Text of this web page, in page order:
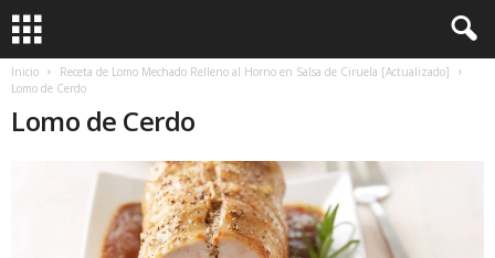
Inicio
Receta de Lomo Mechado Relleno al Horno en Salsa de Ciruela [Actualizado]
Lomo de Cerdo
Lomo de Cerdo